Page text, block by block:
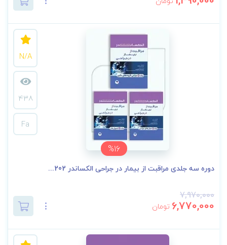
%16
N/A
438
Fa
دوره سه جلدی مراقبت از بیمار در جراحی الکساندر 202...
7,970,000
6,770,000 تومان